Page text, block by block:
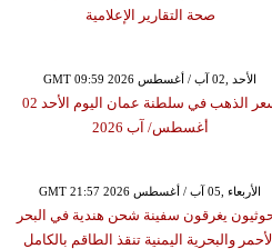
صحة التقارير الإعلامية
GMT 09:59 2026 الأحد ,02 آب / أغسطس
سعر الذهب في سلطنة عمان اليوم الأحد 02
أغسطس/ آب 2026
GMT 21:57 2026 الأربعاء ,05 آب / أغسطس
يغرقون سفينة شحن هندية في البحر
والبحرية اليمنية تنقذ الطاقم بالكامل